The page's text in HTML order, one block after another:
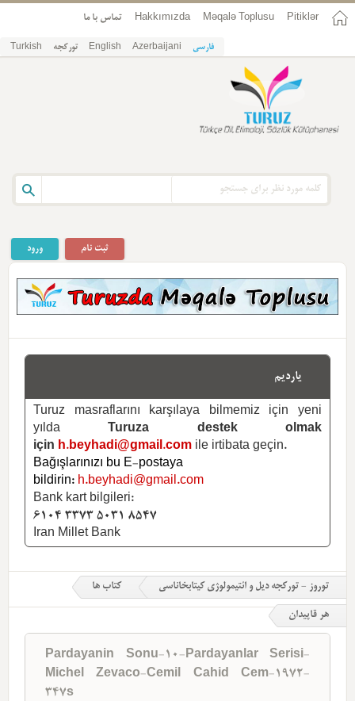
Pitiklər
Məqalə Toplusu
Hakkımızda تماس با ما
فارسی Azerbaijani
English تورکجه Turkish
ورود ثبت نام
یاردیم
Turuz masraflarını karşılaya bilmemiz için yeni
yılda
Turuza destek olmak
için h.beyhadi@gmail.com ile irtibata geçin.
Bağışlarınızı bu E-postaya
bildirin: h.beyhadi@gmail.com
Bank kart bilgileri:
6104 3373 5031 8547
Iran Millet Bank
توروز - تورکجه دیل و ائتیمولوژی کیتابخاناسی کتاب ها
هر قاپیدان
Pardayanin Sonu-10-Pardayanlar Serisi-
Michel Zevaco-Cemil Cahid Cem-1972-
347s